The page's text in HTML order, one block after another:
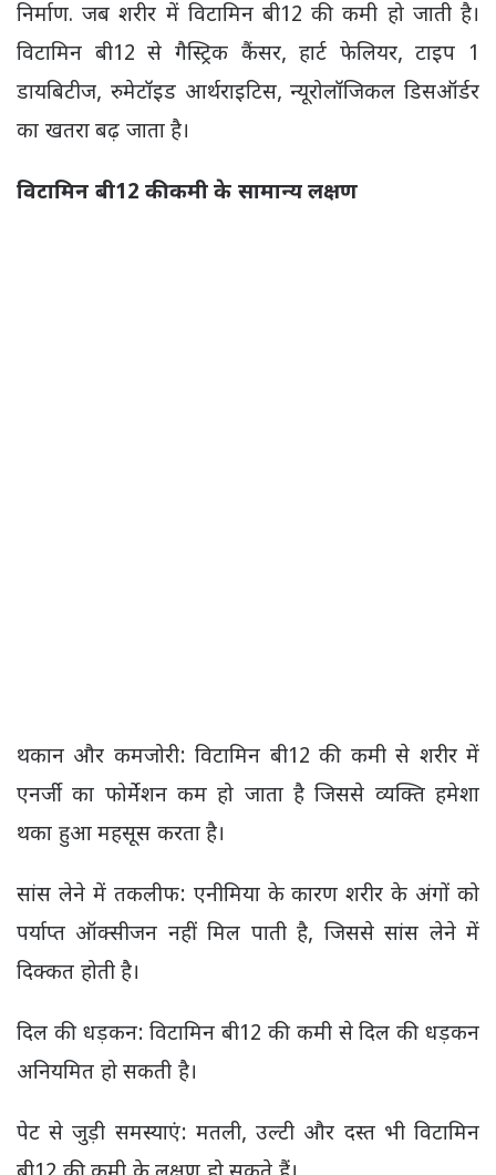
निर्माण. जब शरीर में विटामिन बी12 की कमी हो जाती है।
विटामिन बी12 से गैस्ट्रिक कैंसर, हार्ट फेलियर, टाइप 1
डायबिटीज, रुमेटॉइड आर्थराइटिस, न्यूरोलॉजिकल डिसऑर्डर
का खतरा बढ़ जाता है।
विटामिन बी12 की कमी के सामान्य लक्षण
थकान और कमजोरी: विटामिन बी12 की कमी से शरीर में
एनर्जी का फोर्मेशन कम हो जाता है जिससे व्यक्ति हमेशा
थका हुआ महसूस करता है।
सांस लेने में तकलीफ: एनीमिया के कारण शरीर के अंगों को
पर्याप्त ऑक्सीजन नहीं मिल पाती है, जिससे सांस लेने में
दिक्कत होती है।
दिल की धड़कन: विटामिन बी12 की कमी से दिल की धड़कन
अनियमित हो सकती है।
पेट से जुड़ी समस्याएं: मतली, उल्टी और दस्त भी विटामिन